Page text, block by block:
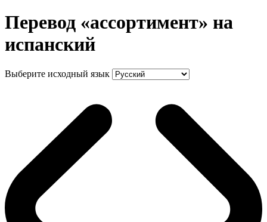
Перевод «ассортимент» на
испанский
Выберите исходный язык